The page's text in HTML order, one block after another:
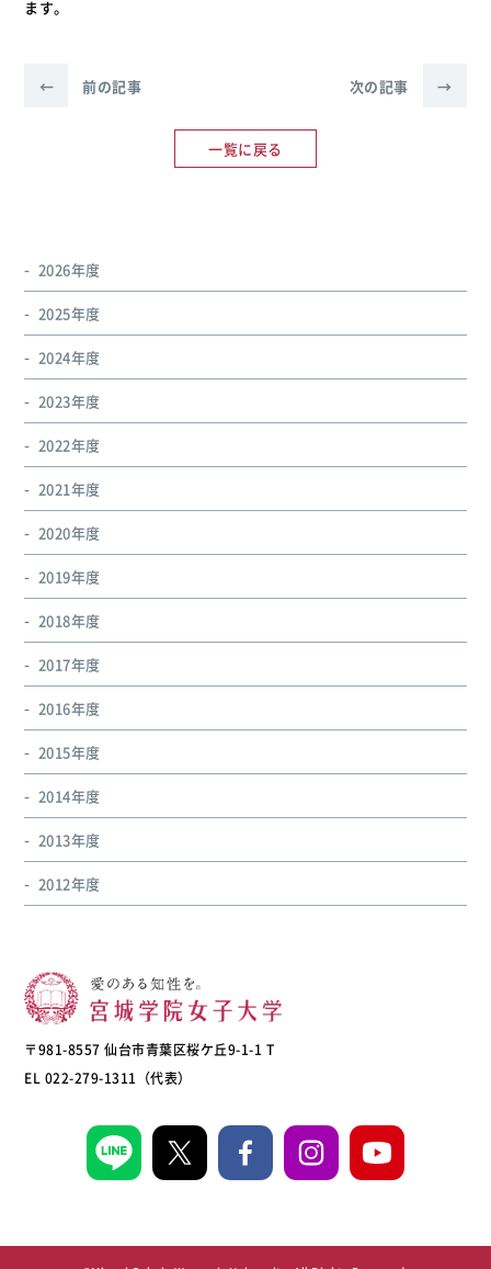
ます。
← 前の記事
一覧に戻る
次の記事 →
2026年度
2025年度
2024年度
2023年度
2022年度
2021年度
2020年度
2019年度
2018年度
2017年度
2016年度
2015年度
2014年度
2013年度
2012年度
〒981-8557 仙台市青葉区桜ケ丘9-1-1 T
EL 022-279-1311（代表）